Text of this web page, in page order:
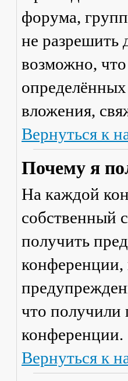
форума,
не разрешить
возможно,
вложения,
Вернуться к
Почему я
На каждой
собственный
получить
конференции,
что получили
конференции.
Вернуться к